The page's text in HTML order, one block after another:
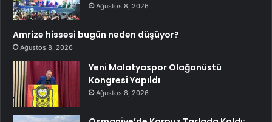
Ağustos 8, 2026
Amrize hissesi bugün neden düşüyor?
Ağustos 8, 2026
Yeni Malatyaspor Olağanüstü
Kongresi Yapıldı
Ağustos 8, 2026